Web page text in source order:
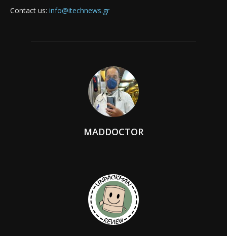
Contact us: info@itechnews.gr
MADDOCTOR